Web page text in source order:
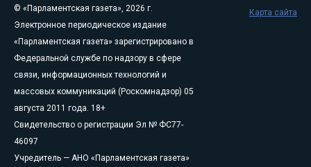
© «Парламентская газета», 2026 г.
Электронное периодическое издание
«Парламентская газета» зарегистрировано в
Федеральной службе по надзору в сфере
связи, информационных технологий и
массовых коммуникаций (Роскомнадзор) 05
августа 2011 года. 18+
Свидетельство о регистрации Эл № ФС77-
46097
Учредитель — АНО «Парламентская газета»
Карта сайта